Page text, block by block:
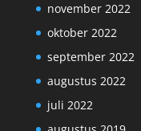
november 2022
oktober 2022
september 2022
augustus 2022
juli 2022